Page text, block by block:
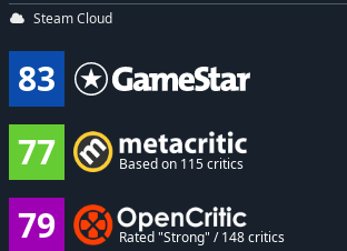
Steam Cloud
83
77
Based on 115 critics
79 Rated "Strong" / 148 critics